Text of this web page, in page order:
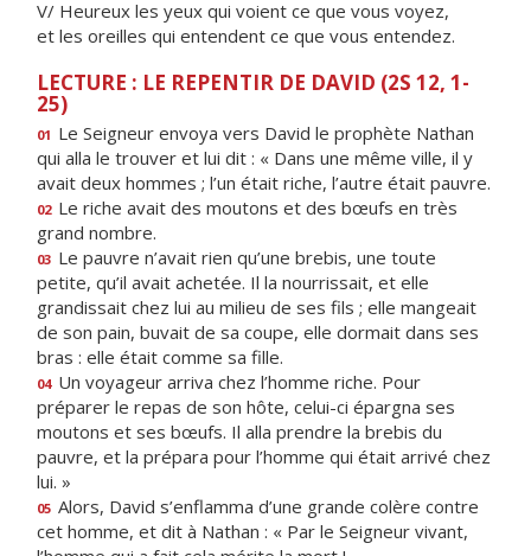
V/ Heureux les yeux qui voient ce que vous voyez,
et les oreilles qui entendent ce que vous entendez.
LECTURE : LE REPENTIR DE DAVID (2S 12, 1-
25)
01 Le Seigneur envoya vers David le prophète Nathan
qui alla le trouver et lui dit : « Dans une même ville, il y
avait deux hommes ; l’un était riche, l’autre était pauvre.
02 Le riche avait des moutons et des bœufs en très
grand nombre.
03 Le pauvre n’avait rien qu’une brebis, une toute
petite, qu’il avait achetée. Il la nourrissait, et elle
grandissait chez lui au milieu de ses fils ; elle mangeait
de son pain, buvait de sa coupe, elle dormait dans ses
bras : elle était comme sa fille.
04 Un voyageur arriva chez l’homme riche. Pour
préparer le repas de son hôte, celui-ci épargna ses
moutons et ses bœufs. Il alla prendre la brebis du
pauvre, et la prépara pour l’homme qui était arrivé chez
lui. »
05 Alors, David s’enflamma d’une grande colère contre
cet homme, et dit à Nathan : « Par le Seigneur vivant,